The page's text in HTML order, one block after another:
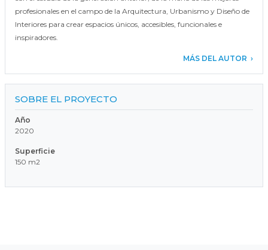
profesionales en el campo de la Arquitectura, Urbanismo y Diseño de
Interiores para crear espacios únicos, accesibles, funcionales e
inspiradores.
MÁS DEL AUTOR
SOBRE EL PROYECTO
Año
2020
Superficie
150 m2